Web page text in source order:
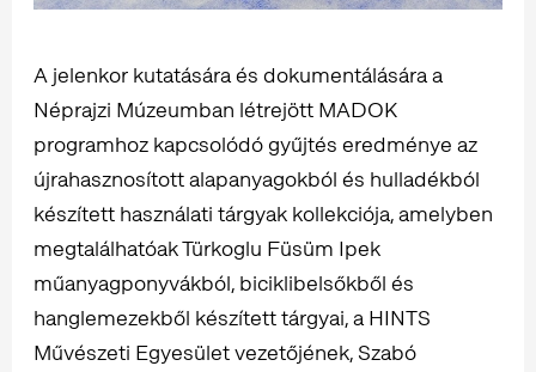
A jelenkor kutatására és dokumentálására a
Néprajzi Múzeumban létrejött MADOK
programhoz kapcsolódó gyűjtés eredménye az
újrahasznosított alapanyagokból és hulladékból
készített használati tárgyak kollekciója, amelyben
megtalálhatóak Türkoglu Füsüm Ipek
műanyagponyvákból, biciklibelsőkből és
hanglemezekből készített tárgyai, a HINTS
Művészeti Egyesület vezetőjének, Szabó